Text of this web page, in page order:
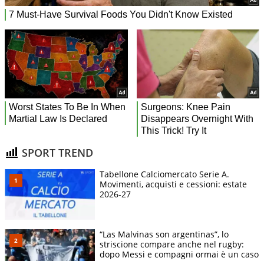
SPORT TREND
Tabellone Calciomercato Serie A.
Movimenti, acquisti e cessioni: estate
2026-27
“Las Malvinas son argentinas”, lo
striscione compare anche nel rugby:
dopo Messi e compagni ormai è un caso